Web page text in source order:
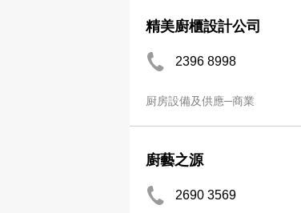
精美廚櫃設計公司
2396 8998
厨房設備及供應─商業
廚藝之源
2690 3569